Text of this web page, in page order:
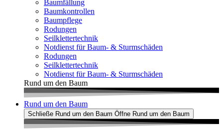
Baumfällung
Baumkontrollen
Baumpflege
Rodungen
Seilklettertechnik
Notdienst für Baum- & Sturmschäden
Rodungen
Seilklettertechnik
Notdienst für Baum- & Sturmschäden
Rund um den Baum
Rund um den Baum
Schließe Rund um den Baum Öffne Rund um den Baum